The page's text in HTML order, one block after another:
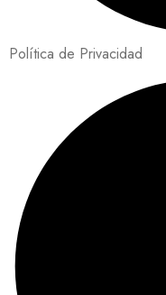
Política de Privacidad